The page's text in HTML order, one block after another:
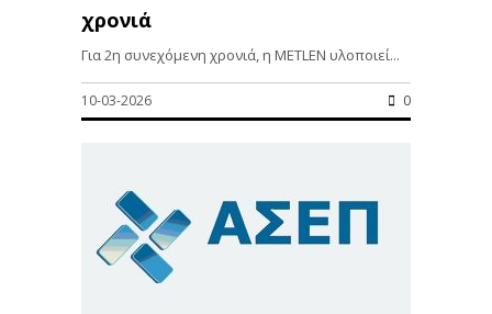
χρονιά
Για 2η συνεχόμενη χρονιά, η METLEN υλοποιεί...
10-03-2026 0